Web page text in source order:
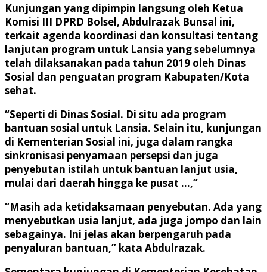
Kunjungan yang dipimpin langsung oleh Ketua
Komisi III DPRD Bolsel, Abdulrazak Bunsal ini,
terkait agenda koordinasi dan konsultasi tentang
lanjutan program untuk Lansia yang sebelumnya
telah dilaksanakan pada tahun 2019 oleh Dinas
Sosial dan penguatan program Kabupaten/Kota
sehat.
“Seperti di Dinas Sosial. Di situ ada program
bantuan sosial untuk Lansia. Selain itu, kunjungan
di Kementerian Sosial ini, juga dalam rangka
sinkronisasi penyamaan persepsi dan juga
penyebutan istilah untuk bantuan lanjut usia,
mulai dari daerah hingga ke pusat …,”
“Masih ada ketidaksamaan penyebutan. Ada yang
menyebutkan usia lanjut, ada juga jompo dan lain
sebagainya. Ini jelas akan berpengaruh pada
penyaluran bantuan,” kata Abdulrazak.